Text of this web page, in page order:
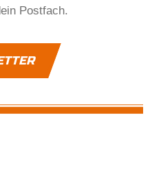
Postfach.